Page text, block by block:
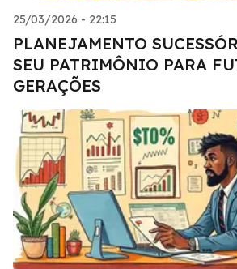
25/03/2026 - 22:15
PLANEJAMENTO
SEU PATRIMÔNIO PARA
GERAÇÕES